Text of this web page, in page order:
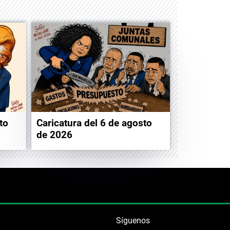
Caricatura del 6 de agosto
de 2026
Síguenos